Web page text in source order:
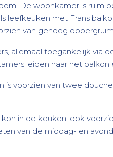
De woonkamer is
leefkeuken met Frans
van genoeg
allemaal toegankelijk via
leiden naar het balkon
voorzien van twee
in de keuken, ook
van de middag- en